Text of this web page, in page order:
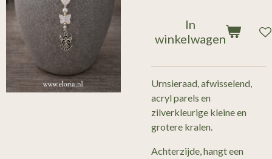
In
winkelwagen
Urnsieraad, afwisselend,
acryl parels en
zilverkleurige kleine en
grotere kralen.
Achterzijde, hangt een